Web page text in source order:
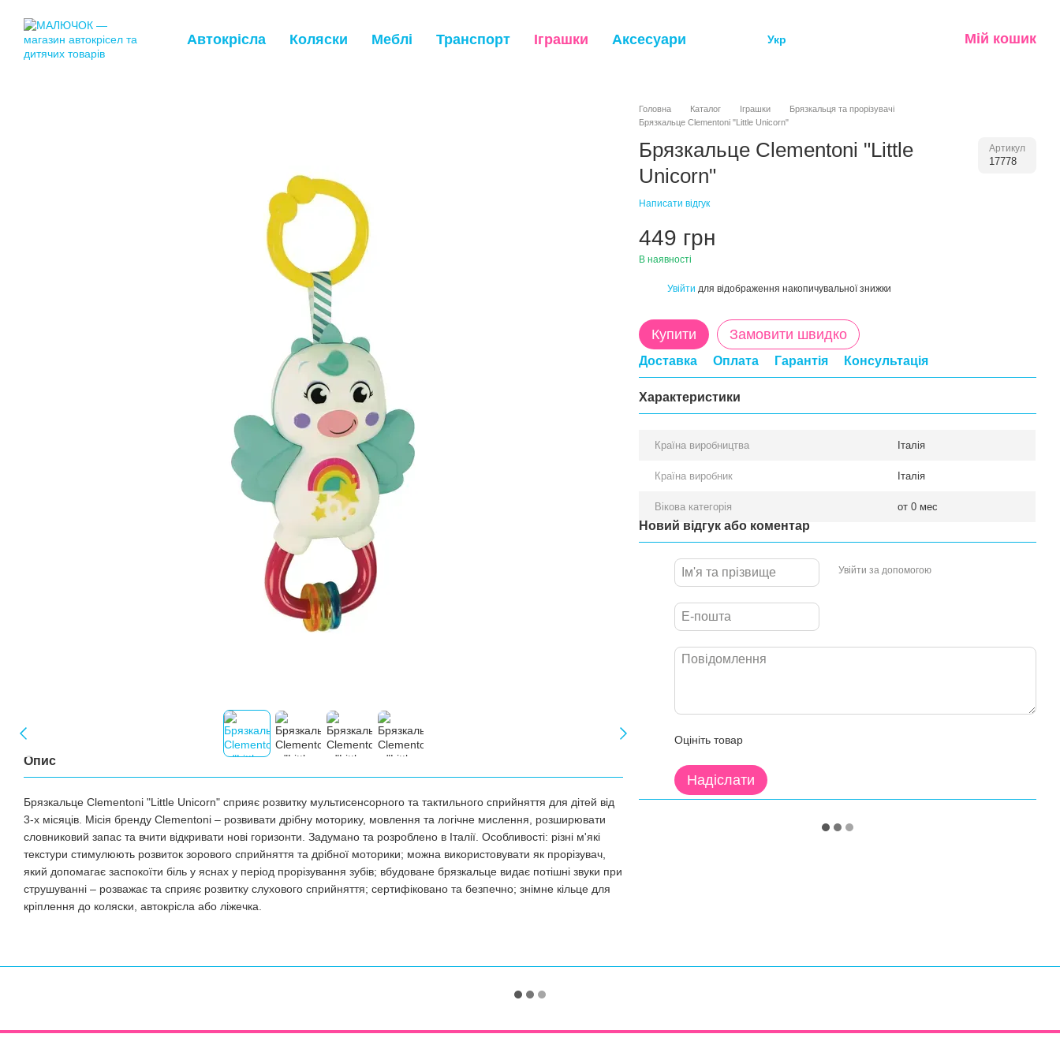
Автокрісла Коляски Меблі Транспорт Іграшки Аксесуари Укр Мій кошик
Опис
Брязкальце Clementoni "Little Unicorn" сприяє розвитку мультисенсорного та тактильного сприйняття для дітей від
3-х місяців. Місія бренду Clementoni – розвивати дрібну моторику, мовлення та логічне мислення, розширювати
словниковий запас та вчити відкривати нові горизонти. Задумано та розроблено в Італії. Особливості: різні м'які
текстури стимулюють розвиток зорового сприйняття та дрібної моторики; можна використовувати як прорізувач,
який допомагає заспокоїти біль у яснах у період прорізування зубів; вбудоване брязкальце видає потішні звуки при
струшуванні – розважає та сприяє розвитку слухового сприйняття; сертифіковано та безпечно; знімне кільце для
кріплення до коляски, автокрісла або ліжечка.
Головна Каталог Іграшки
Брязкальця та прорізувачі
Брязкальце Clementoni "Little Unicorn"
Брязкальце Clementoni "Little
Unicorn"
Артикул
17778
Написати відгук
449 грн
В наявності
Увійти для відображення накопичувальної знижки
Купити Замовити швидко
Доставка Оплата Гарантія Консультація
Характеристики
Країна виробництва Італія
Країна виробник Італія
Вікова категорія от 0 мес
Новий відгук або коментар
Увійти за допомогою
Оцініть товар
Надіслати